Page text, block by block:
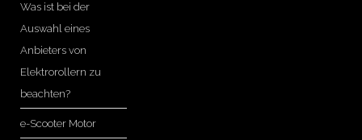
Was ist bei der
Auswahl eines
Anbieters von
Elektrorollern zu
beachten?
e-Scooter Motor